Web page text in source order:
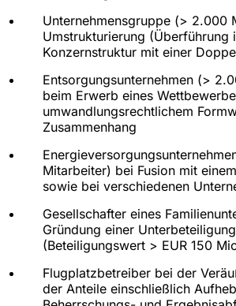
Internationale
eines Mietvertrags über
München
Immobilieninvestor beim
Kooperationsverträgen zur
Solarparks in unmittelbarer
Bundesautobahn
Immobilieninvestor beim Kauf
diverser Mehrparteienhäuser/
Projektentwickler bei Sanierung
eines Wohnparks in Berlin
Objekts
Eigentümer eines Nordsee-
Superior) im Zusammenhang
an einen Hotelbetreiber
Unternehmensgruppe (> 2.000
Umstrukturierung (Überführung
Konzernstruktur mit einer
Entsorgungsunternehmen (>
beim Erwerb eines
umwandlungsrechtlichem
Zusammenhang
Mitarbeiter) bei Fusion mit
sowie bei verschiedenen
Gesellschafter eines
Gründung einer
(Beteiligungswert > EUR 150
Flugplatzbetreiber bei der
der Anteile einschließlich